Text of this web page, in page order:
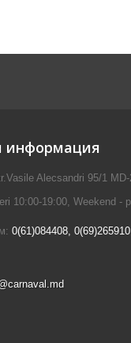
информация
Alecsandri 95/1
10:00-19:00, Weekend -
0(61)084408,